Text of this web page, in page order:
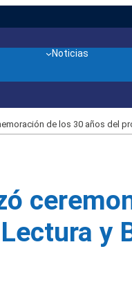
Noticias
de los 30 años del
y